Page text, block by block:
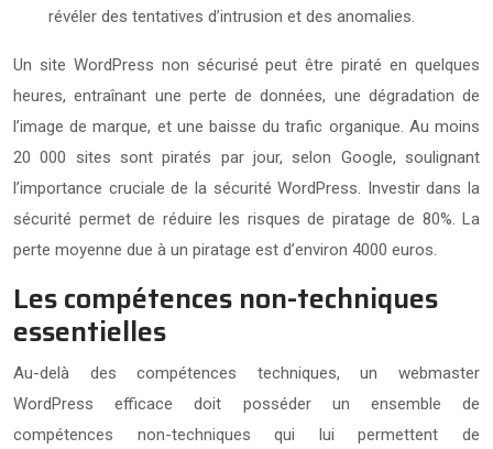
révéler des tentatives d’intrusion et des anomalies.
Un site WordPress non sécurisé peut être piraté en quelques
heures, entraînant une perte de données, une dégradation de
l’image de marque, et une baisse du trafic organique. Au moins
20 000 sites sont piratés par jour, selon Google, soulignant
l’importance cruciale de la sécurité WordPress. Investir dans la
sécurité permet de réduire les risques de piratage de 80%. La
perte moyenne due à un piratage est d’environ 4000 euros.
Les compétences non-techniques
essentielles
Au-delà des compétences techniques, un webmaster
WordPress efficace doit posséder un ensemble de
compétences non-techniques qui lui permettent de